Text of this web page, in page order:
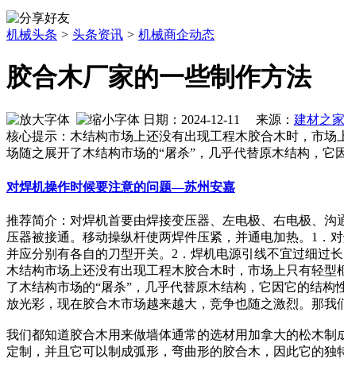
机械头条 > 头条资讯 > 机械商企动态
胶合木厂家的一些制作方法
日期：2024-12-11 来源： 建材之家
核心提示：木结构市场上还没有出现工程木胶合木时，市
场随之展开了木结构市场的“屠杀”，几乎代替原木结构，
对焊机操作时候要注意的问题—苏州安嘉
推荐简介：对焊机首要由焊接变压器、左电极、右电极、
压器被接通。移动操纵杆使两焊件压紧，并通电加热。1．
并应分别有各自的刀型开关。2．焊机电源引线不宜过细过
木结构市场上还没有出现工程木胶合木时，市场上只有轻
了木结构市场的“屠杀”，几乎代替原木结构，它因它的结
放光彩，现在胶合木市场越来越大，竞争也随之激烈。那我
我们都知道胶合木用来做墙体通常的选材用加拿大的松木制
定制，并且它可以制成弧形，弯曲形的胶合木，因此它的独